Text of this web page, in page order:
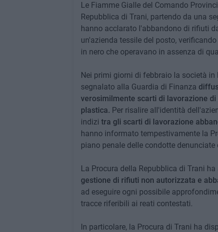
Le Fiamme Gialle del Comando
Repubblica di Trani, partendo da una
hanno acclarato l'abbandono di rifiuti
un'azienda tessile del posto,
in nero che operavano in assenza di
Nei primi giorni di febbraio la società
segnalato alla Guardia di Finanza
verosimilmente scarti di lavorazione
plastica. Per risalire all'identità
indizi tra gli scarti di lavorazione
hanno informato tempestivamente la
piano penale delle condotte denunciate
La Procura della Repubblica di Trani
gestione di rifiuti non autorizzata e
ad eseguire ogni possibile
tracce riferibili ai reati contestati.
In particolare, la Procura di Trani ha